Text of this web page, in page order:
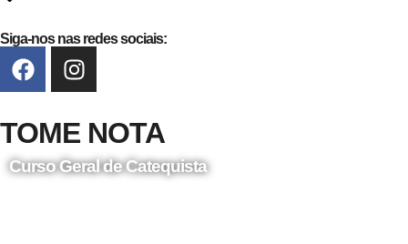
Siga-nos nas redes sociais:
TOME NOTA
Curso Geral de Catequista